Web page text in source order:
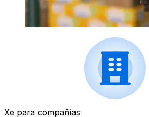
Xe para compañías